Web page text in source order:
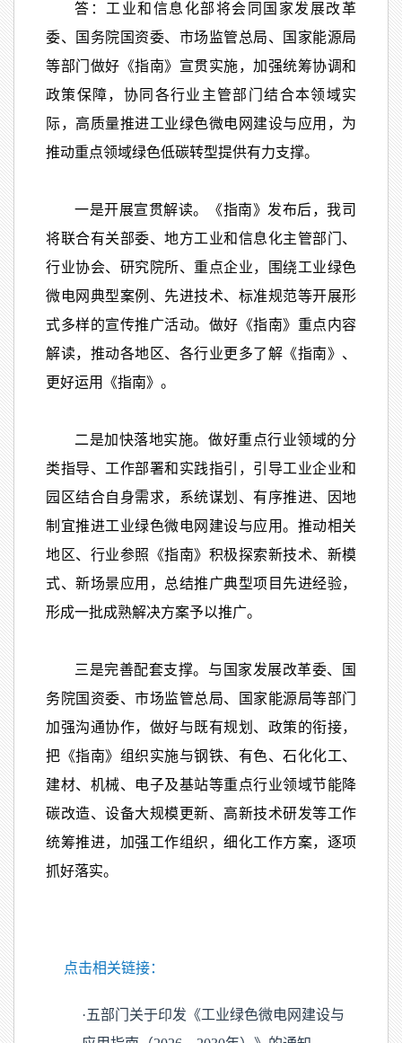
答：工业和信息化部将会同国家发展改革
委、国务院国资委、市场监管总局、国家能源局
等部门做好《指南》宣贯实施，加强统筹协调和
政策保障，协同各行业主管部门结合本领域实
际，高质量推进工业绿色微电网建设与应用，为
推动重点领域绿色低碳转型提供有力支撑。
一是开展宣贯解读。《指南》发布后，我司
将联合有关部委、地方工业和信息化主管部门、
行业协会、研究院所、重点企业，围绕工业绿色
微电网典型案例、先进技术、标准规范等开展形
式多样的宣传推广活动。做好《指南》重点内容
解读，推动各地区、各行业更多了解《指南》、
更好运用《指南》。
二是加快落地实施。做好重点行业领域的分
类指导、工作部署和实践指引，引导工业企业和
园区结合自身需求，系统谋划、有序推进、因地
制宜推进工业绿色微电网建设与应用。推动相关
地区、行业参照《指南》积极探索新技术、新模
式、新场景应用，总结推广典型项目先进经验，
形成一批成熟解决方案予以推广。
三是完善配套支撑。与国家发展改革委、国
务院国资委、市场监管总局、国家能源局等部门
加强沟通协作，做好与既有规划、政策的衔接，
把《指南》组织实施与钢铁、有色、石化化工、
建材、机械、电子及基站等重点行业领域节能降
碳改造、设备大规模更新、高新技术研发等工作
统筹推进，加强工作组织，细化工作方案，逐项
抓好落实。
点击相关链接：
·五部门关于印发《工业绿色微电网建设与